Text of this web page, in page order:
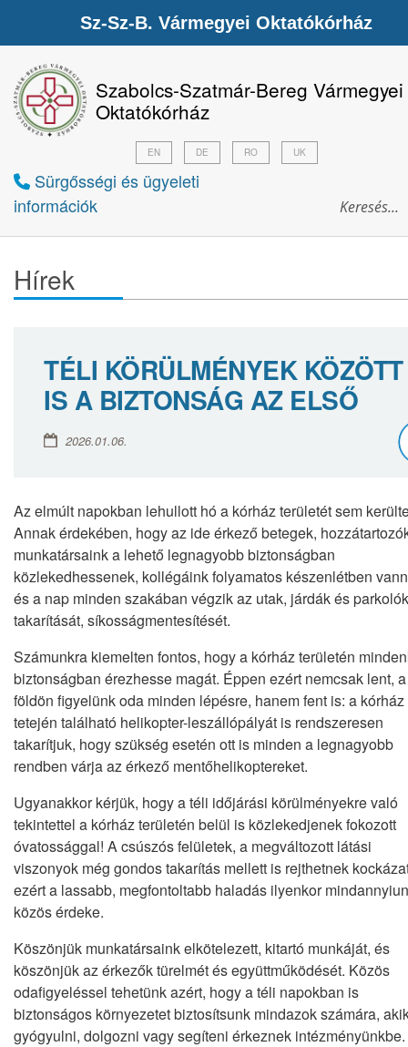
Szabolcs-Szatmár-Bereg Vármegyei
Oktatókórház
Sürgősségi és ügyeleti
információk
EN DE RO UK
Hírek
TÉLI KÖRÜLMÉNYEK KÖZÖTT
IS A BIZTONSÁG AZ ELSŐ
2026.01.06.
Az elmúlt napokban lehullott hó a kórház területét sem
Annak érdekében, hogy az ide érkező betegek,
munkatársaink a lehető legnagyobb biztonságban
közlekedhessenek, kollégáink folyamatos készenlétben
és a nap minden szakában végzik az utak, járdák és parkolók
takarítását, síkosságmentesítését.
Számunkra kiemelten fontos, hogy a kórház területén
biztonságban érezhesse magát. Éppen ezért nemcsak lent, a
földön figyelünk oda minden lépésre, hanem fent is: a kórház
tetején található helikopter-leszállópályát is rendszeresen
takarítjuk, hogy szükség esetén ott is minden a legnagyobb
rendben várja az érkező mentőhelikoptereket.
Ugyanakkor kérjük, hogy a téli időjárási körülményekre való
tekintettel a kórház területén belül is közlekedjenek fokozott
óvatossággal! A csúszós felületek, a megváltozott látási
viszonyok még gondos takarítás mellett is rejthetnek
ezért a lassabb, megfontoltabb haladás ilyenkor
közös érdeke.
Köszönjük munkatársaink elkötelezett, kitartó munkáját, és
köszönjük az érkezők türelmét és együttműködését. Közös
odafigyeléssel tehetünk azért, hogy a téli napokban is
biztonságos környezetet biztosítsunk mindazok számára,
gyógyulni, dolgozni vagy segíteni érkeznek intézményünkbe.
Sz-Sz-B. Vármegyei Oktatókórház